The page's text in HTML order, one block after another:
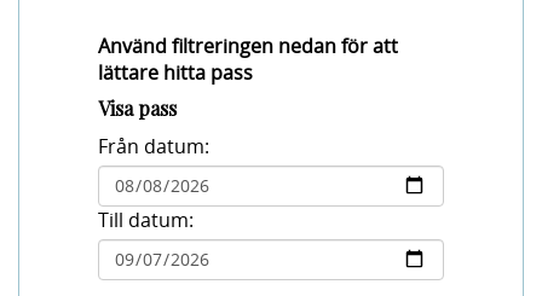
Använd filtreringen nedan för att
lättare hitta pass
Visa pass
Från datum:
Till datum: